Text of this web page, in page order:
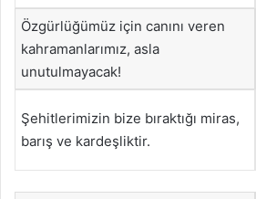
Özgürlüğümüz için canını veren
kahramanlarımız, asla
unutulmayacak!
Şehitlerimizin bize bıraktığı miras,
barış ve kardeşliktir.